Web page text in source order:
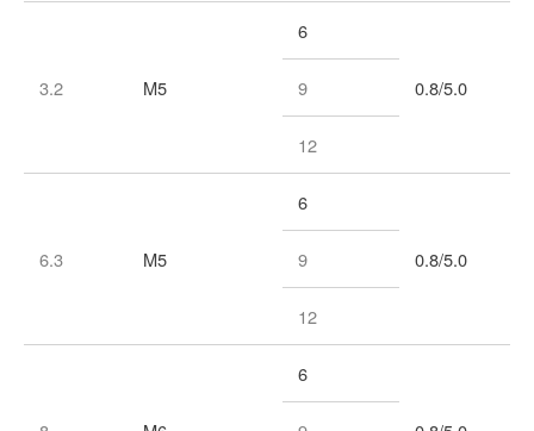
3.2 M5
6
0.8/5.0
9
12
6.3 M5
6
0.8/5.0
9
12
6